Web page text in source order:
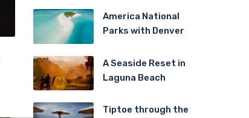
America National
Parks with Denver
A Seaside Reset in
Laguna Beach
Tiptoe through the